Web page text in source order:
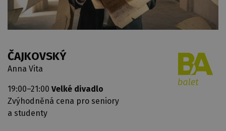
ČAJKOVSKÝ
Anna Vita
19:00–21:00 Velké divadlo
Zvýhodněná cena pro seniory
a studenty